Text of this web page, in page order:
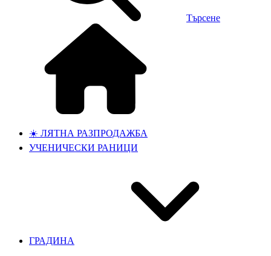
Търсене
☀️ ЛЯТНА РАЗПРОДАЖБА
УЧЕНИЧЕСКИ РАНИЦИ
ГРАДИНА